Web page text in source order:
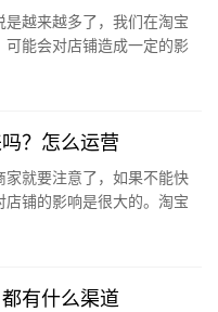
越来越多了，我们在淘宝
能会对店铺造成一定的影
？怎么运营
就要注意了，如果不能快
铺的影响是很大的。淘宝
有什么渠道